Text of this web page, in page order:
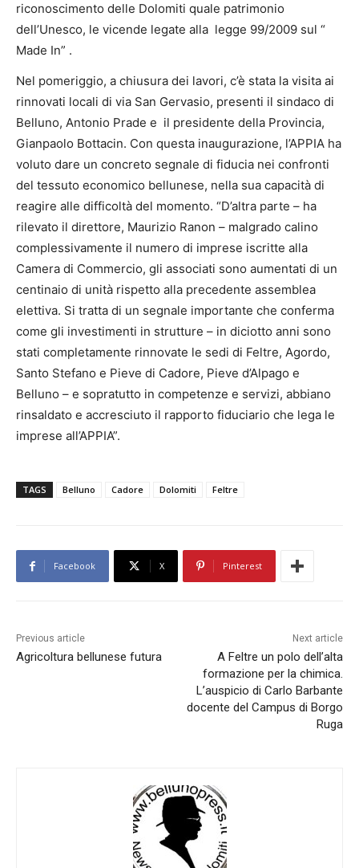
riconoscimento delle Dolomiti quale patrimonio
dell’Unesco, le vicende legate alla legge 99/2009 sul “
Made In” .
Nel pomeriggio, a chiusura dei lavori, c’è stata la visita ai
rinnovati locali di via San Gervasio, presenti il sindaco di
Belluno, Antonio Prade e il presidente della Provincia,
Gianpaolo Bottacin. Con questa inaugurazione, l’APPIA ha
voluto dare un concreto segnale di fiducia nei confronti
del tessuto economico bellunese, nella sua capacità di
reagire alle difficoltà del momento. “D’altra parte – ha
rilevato il direttore, Maurizio Ranon – malgrado calino
complessivamente il numero di imprese iscritte alla
Camera di Commercio, gli associati sono aumentati di un
centinaio di unità rispetto alla precedente assemblea
elettiva. Si tratta di un segnale importante che conferma
come gli investimenti in strutture – in diciotto anni sono
stati completamente rinnovate le sedi di Feltre, Agordo,
Santo Stefano e Pieve di Cadore, Pieve d’Alpago e
Belluno – e sopratutto in competenze e servizi, abbiano
rinsaldato e accresciuto il rapporto fiduciario che lega le
imprese all’APPIA”.
TAGS Belluno Cadore Dolomiti Feltre
Facebook X Pinterest
Previous article
Agricoltura bellunese futura
Next article
A Feltre un polo dell’alta
formazione per la chimica.
L’auspicio di Carlo Barbante
docente del Campus di Borgo
Ruga